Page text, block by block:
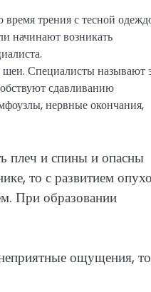
трения с тесной
начинают возникать
Специалисты называют
сдавливанию
нервные окончания,
плеч и спины и опасны
то с развитием
При образовании
ощущения,